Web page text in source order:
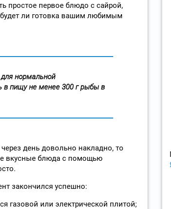
простое первое блюдо с сайрой,
ли готовка вашим любимым
нормальной
в пищу не менее 300 г рыбы в
день довольно накладно, то
вкусные блюда с помощью
закончился успешно:
газовой или электрической плитой;